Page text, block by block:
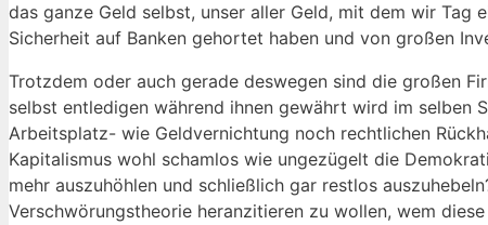
das ganze Geld selbst, unser aller Geld, mit dem wir Tag
Sicherheit auf Banken gehortet haben und von großen
Trotzdem oder auch gerade deswegen sind die großen
selbst entledigen während ihnen gewährt wird im selben
Arbeitsplatz- wie Geldvernichtung noch rechtlichen
Kapitalismus wohl schamlos wie ungezügelt die
mehr auszuhöhlen und schließlich gar restlos
Verschwörungstheorie heranzitieren zu wollen, wem